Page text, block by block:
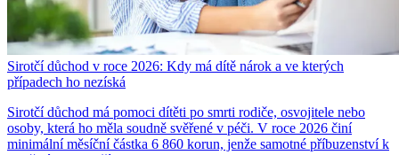
Sirotčí důchod v roce 2026: Kdy má dítě nárok a ve kterých
případech ho nezíská
Sirotčí důchod má pomoci dítěti po smrti rodiče, osvojitele nebo
osoby, která ho měla soudně svěřené v péči. V roce 2026 činí
minimální měsíční částka 6 860 korun, jenže samotné příbuzenství k